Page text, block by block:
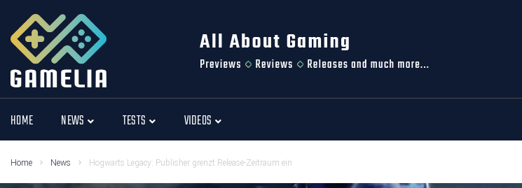
HOME NEWS TESTS VIDEOS
Home News Hogwarts Legacy: Publisher grenzt Release-Zeitraum ein